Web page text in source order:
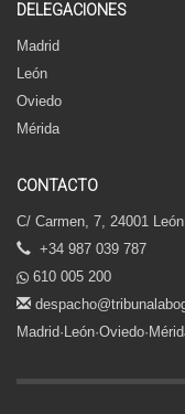
DELEGACIONES
Madrid
León
Oviedo
Mérida
CONTACTO
C/ Carmen, 7, 24001 León
+34 987 039 787
610 005 200